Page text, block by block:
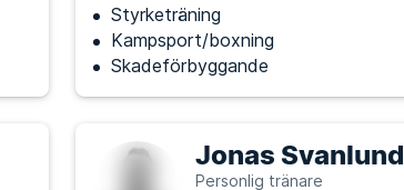
Styrketräning
Kampsport/boxning
Skadeförbyggande
Jonas Svanlund
Personlig tränare